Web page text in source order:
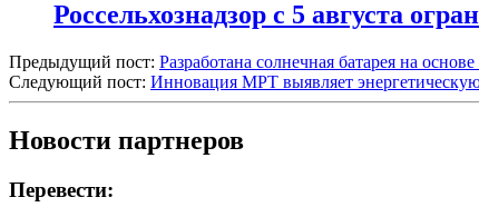
Россельхознадзор с 5 августа
Предыдущий пост: Разработана солнечная батарея на
Следующий пост: Инновация МРТ выявляет
Новости партнеров
Перевести: